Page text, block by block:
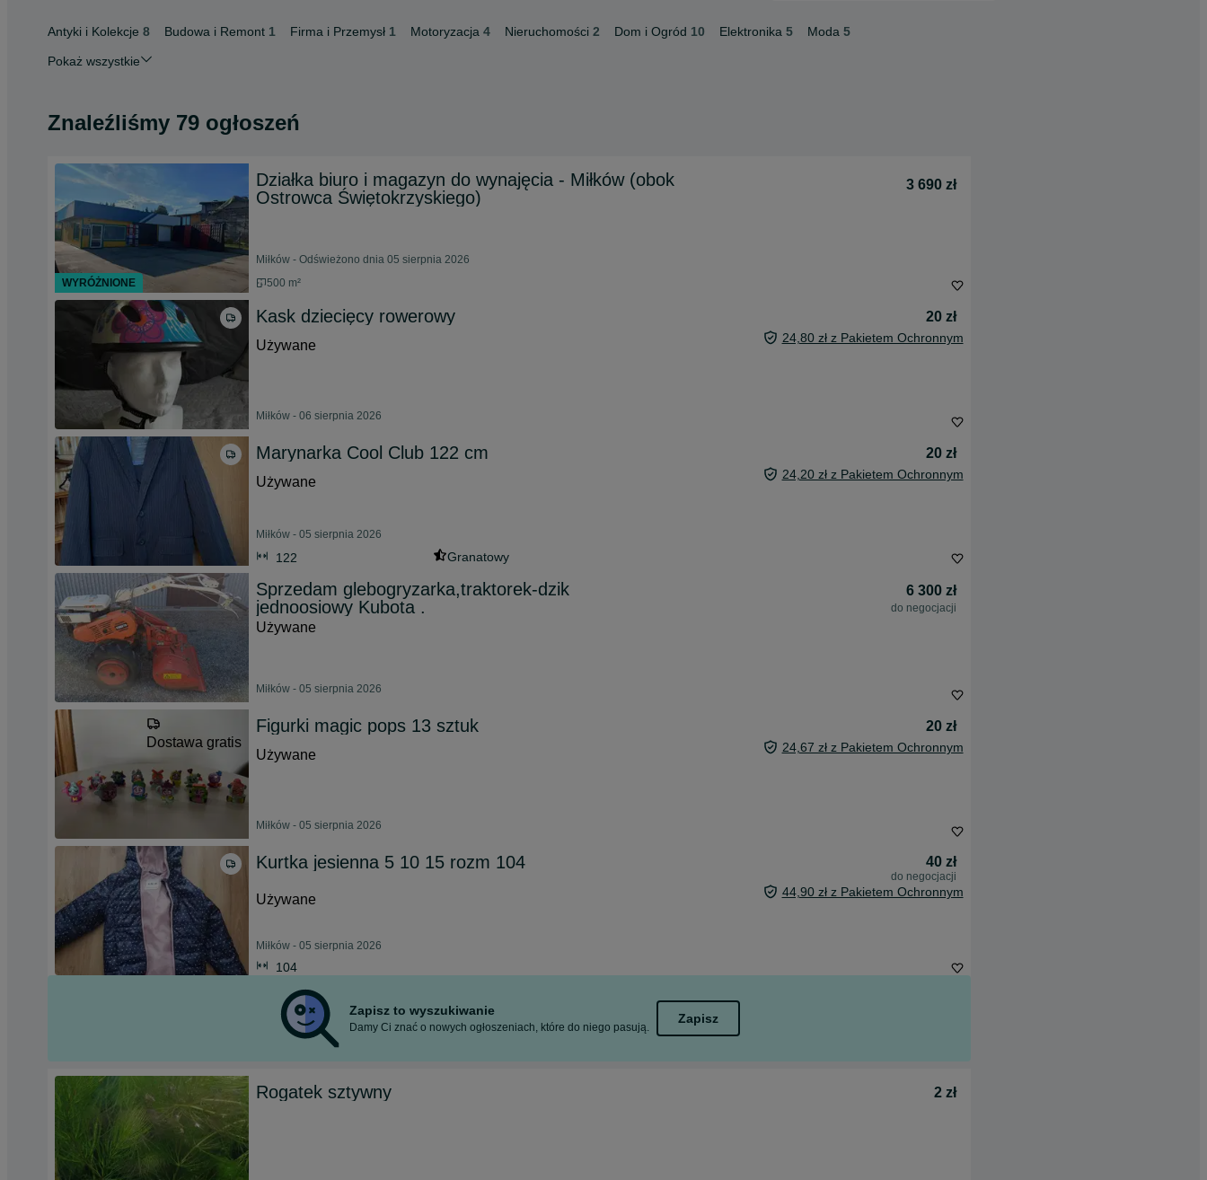
Antyki i Kolekcje 8 Budowa i Remont 1 Firma i Przemysł 1 Motoryzacja 4 Nieruchomości 2 Dom i Ogród 10 Elektronika 5 Moda 5
Pokaż wszystkie
Znaleźliśmy 79 ogłoszeń
Działka biuro i magazyn do wynajęcia - Miłków (obok
Ostrowca Świętokrzyskiego)
3 690 zł
Miłków - Odświeżono dnia 05 sierpnia 2026
500 m²
Kask dziecięcy rowerowy
20 zł
Używane
24,80 zł z Pakietem Ochronnym
Miłków - 06 sierpnia 2026
Marynarka Cool Club 122 cm
20 zł
Używane
24,20 zł z Pakietem Ochronnym
Miłków - 05 sierpnia 2026
122 Granatowy
Sprzedam glebogryzarka,traktorek-dzik
jednoosiowy Kubota .
6 300 zł
do negocjacji
Używane
Miłków - 05 sierpnia 2026
Dostawa gratis
Figurki magic pops 13 sztuk
20 zł
Używane
24,67 zł z Pakietem Ochronnym
Miłków - 05 sierpnia 2026
Kurtka jesienna 5 10 15 rozm 104 40 zł
do negocjacji
Używane 44,90 zł z Pakietem Ochronnym
Miłków - 05 sierpnia 2026
104
Zapisz to wyszukiwanie
Damy Ci znać o nowych ogłoszeniach, które do niego pasują.
Zapisz
Rogatek sztywny 2 zł
WYRÓŻNIONE